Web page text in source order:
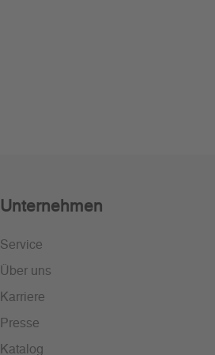
Unternehmen
Service
Über uns
Karriere
Presse
Katalog